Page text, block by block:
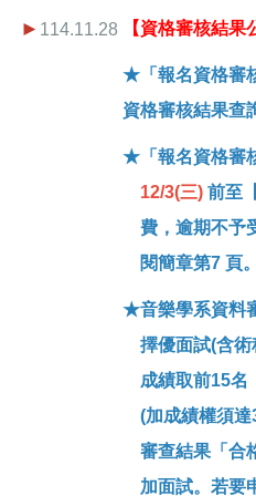
► 114.11.28 【資格審核結果
★「報名資格審
資格審核結果查
★「報名資格審
12/3(三) 前至
費，逾期不予
閱簡章第7 頁。
★音樂學系資料
擇優面試(含
成績取前15名
(加成績權須
審查結果「合
加面試。若要